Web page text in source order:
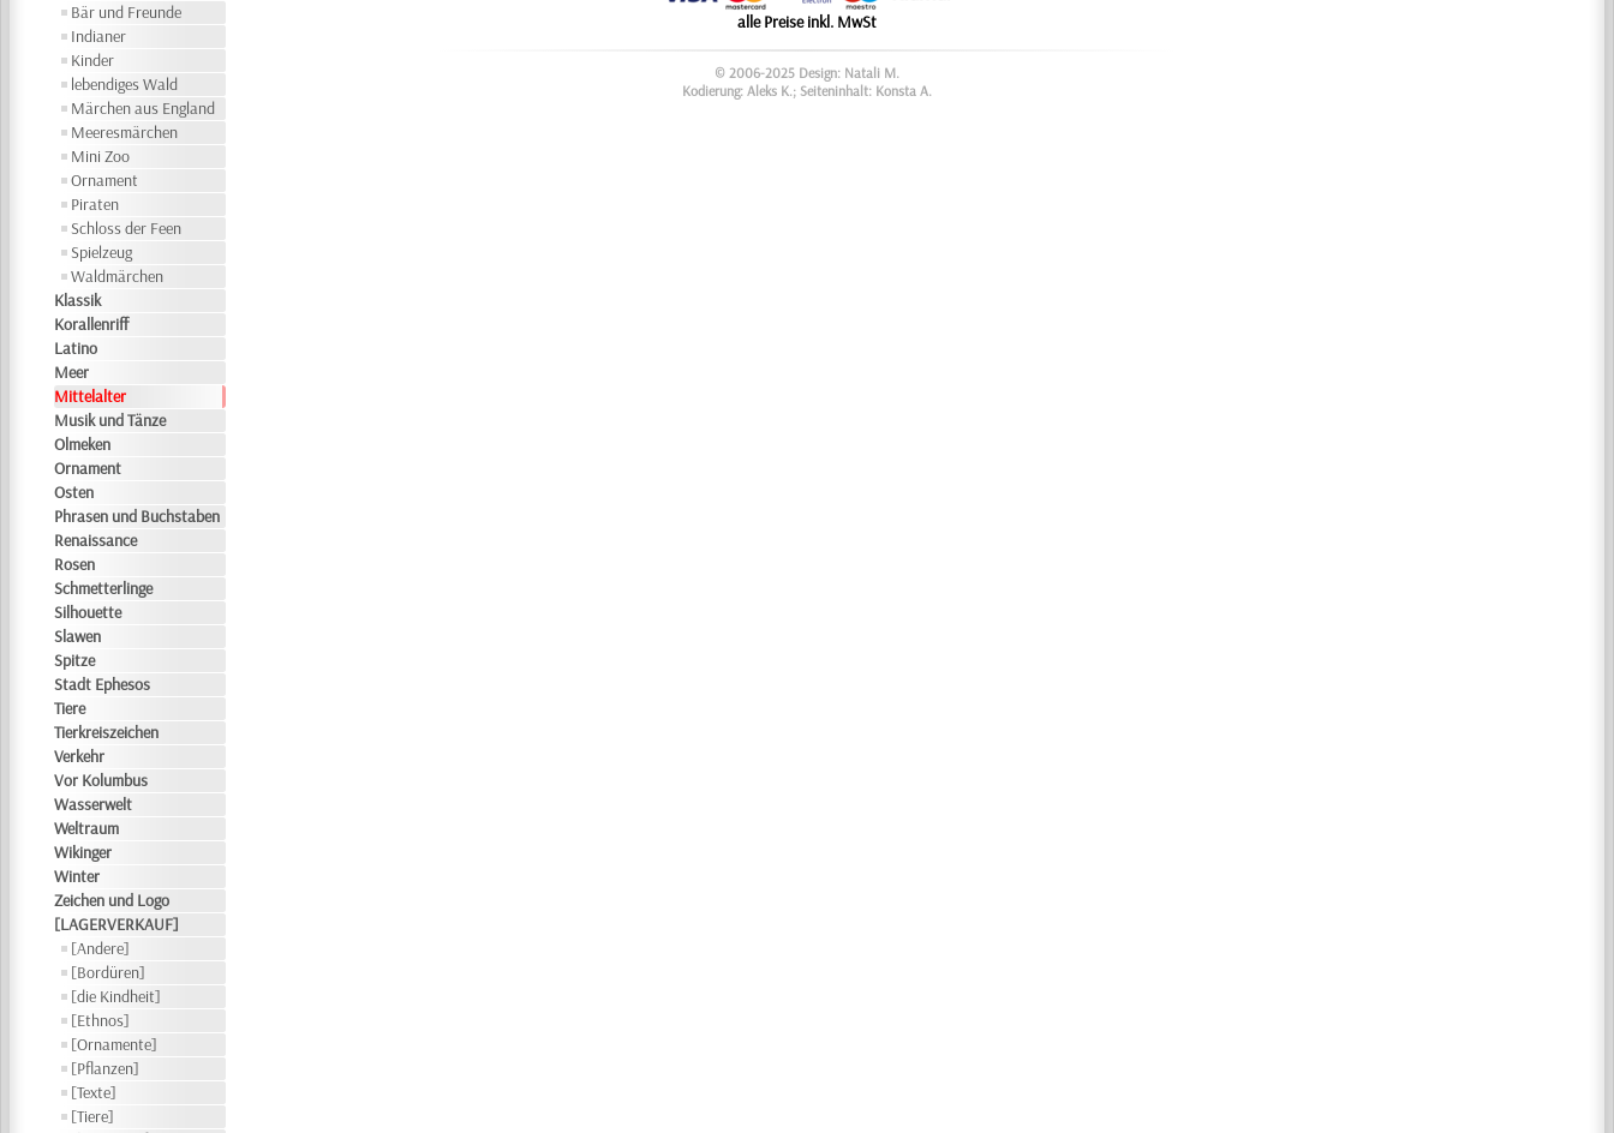
Bär und Freunde
Indianer
Kinder
lebendiges Wald
Märchen aus England
Meeresmärchen
Mini Zoo
Ornament
Piraten
Schloss der Feen
Spielzeug
Waldmärchen
Klassik
Korallenriff
Latino
Meer
Mittelalter
Musik und Tänze
Olmeken
Ornament
Osten
Phrasen und Buchstaben
Renaissance
Rosen
Schmetterlinge
Silhouette
Slawen
Spitze
Stadt Ephesos
Tiere
Tierkreiszeichen
Verkehr
Vor Kolumbus
Wasserwelt
Weltraum
Wikinger
Winter
Zeichen und Logo
[LAGERVERKAUF]
[Andere]
[Bordüren]
[die Kindheit]
[Ethnos]
[Ornamente]
[Pflanzen]
[Texte]
[Tiere]
alle Preise inkl. MwSt
© 2006-2025 Design: Natali M.
Kodierung: Aleks K.; Seiteninhalt: Konsta A.